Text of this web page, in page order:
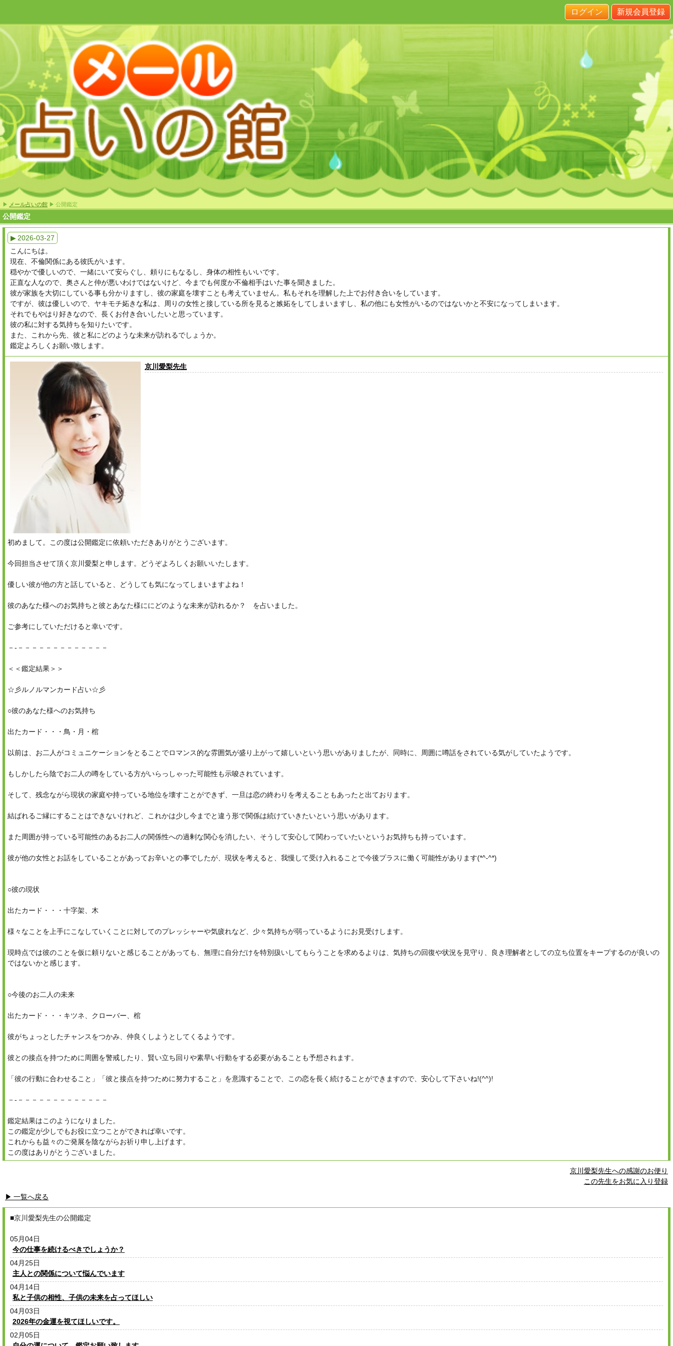
ログイン 新規会員登録
▶ メール占いの館 ▶ 公開鑑定
公開鑑定
▶ 2026-03-27
こんにちは。
現在、不倫関係にある彼氏がいます。
穏やかで優しいので、一緒にいて安らぐし、頼りにもなるし、身体の相性もいいです。
正直な人なので、奥さんと仲が悪いわけではないけど、今までも何度か不倫相手はいた事を聞きました。
彼が家族を大切にしている事も分かりますし、彼の家庭を壊すことも考えていません。私もそれを理解した上でお付き合いをしています。
ですが、彼は優しいので、ヤキモチ妬きな私は、周りの女性と接している所を見ると嫉妬をしてしまいますし、私の他にも女性がいるのではないかと不安になってしまいます。
それでもやはり好きなので、長くお付き合いしたいと思っています。
彼の私に対する気持ちを知りたいです。
また、これから先、彼と私にどのような未来が訪れるでしょうか。
鑑定よろしくお願い致します。
京川愛梨先生
初めまして。この度は公開鑑定に依頼いただきありがとうございます。
今回担当させて頂く京川愛梨と申します。どうぞよろしくお願いいたします。
優しい彼が他の方と話していると、どうしても気になってしまいますよね！
彼のあなた様へのお気持ちと彼とあなた様ににどのような未来が訪れるか？ を占いました。
ご参考にしていただけると幸いです。
－‐－－－－－－－－－－－－－
＜＜鑑定結果＞＞
☆彡ルノルマンカード占い☆彡
○彼のあなた様へのお気持ち
出たカード・・・鳥・月・棺
以前は、お二人がコミュニケーションをとることでロマンス的な雰囲気が盛り上がって嬉しいという思いがありましたが、同時に、周囲に噂話をされている気がしていたようです。
もしかしたら陰でお二人の噂をしている方がいらっしゃった可能性も示唆されています。
そして、残念ながら現状の家庭や持っている地位を壊すことができず、一旦は恋の終わりを考えることもあったと出ております。
結ばれるご縁にすることはできないけれど、これかは少し今までと違う形で関係は続けていきたいという思いがあります。
また周囲が持っている可能性のあるお二人の関係性への過剰な関心を消したい、そうして安心して関わっていたいというお気持ちも持っています。
彼が他の女性とお話をしていることがあってお辛いとの事でしたが、現状を考えると、我慢して受け入れることで今後プラスに働く可能性があります(*^-^*)
○彼の現状
出たカード・・・十字架、木
様々なことを上手にこなしていくことに対してのプレッシャーや気疲れなど、少々気持ちが弱っているようにお見受けします。
現時点では彼のことを仮に頼りないと感じることがあっても、無理に自分だけを特別扱いしてもらうことを求めるよりは、気持ちの回復や状況を見守り、良き理解者としての立ち位置をキープするのが良いの
ではないかと感じます。
○今後のお二人の未来
出たカード・・・キツネ、クローバー、棺
彼がちょっとしたチャンスをつかみ、仲良くしようとしてくるようです。
彼との接点を持つために周囲を警戒したり、賢い立ち回りや素早い行動をする必要があることも予想されます。
「彼の行動に合わせること」「彼と接点を持つために努力すること」を意識することで、この恋を長く続けることができますので、安心して下さいね!(^^)!
－‐－－－－－－－－－－－－－
鑑定結果はこのようになりました。
この鑑定が少しでもお役に立つことができれば幸いです。
これからも益々のご発展を陰ながらお祈り申し上げます。
この度はありがとうございました。
京川愛梨先生への感謝のお便り
この先生をお気に入り登録
▶ 一覧へ戻る
■京川愛梨先生の公開鑑定
05月04日
今の仕事を続けるべきでしょうか？
04月25日
主人との関係について悩んでいます
04月14日
私と子供の相性、子供の未来を占ってほしい
04月03日
2026年の金運を視てほしいです。
02月05日